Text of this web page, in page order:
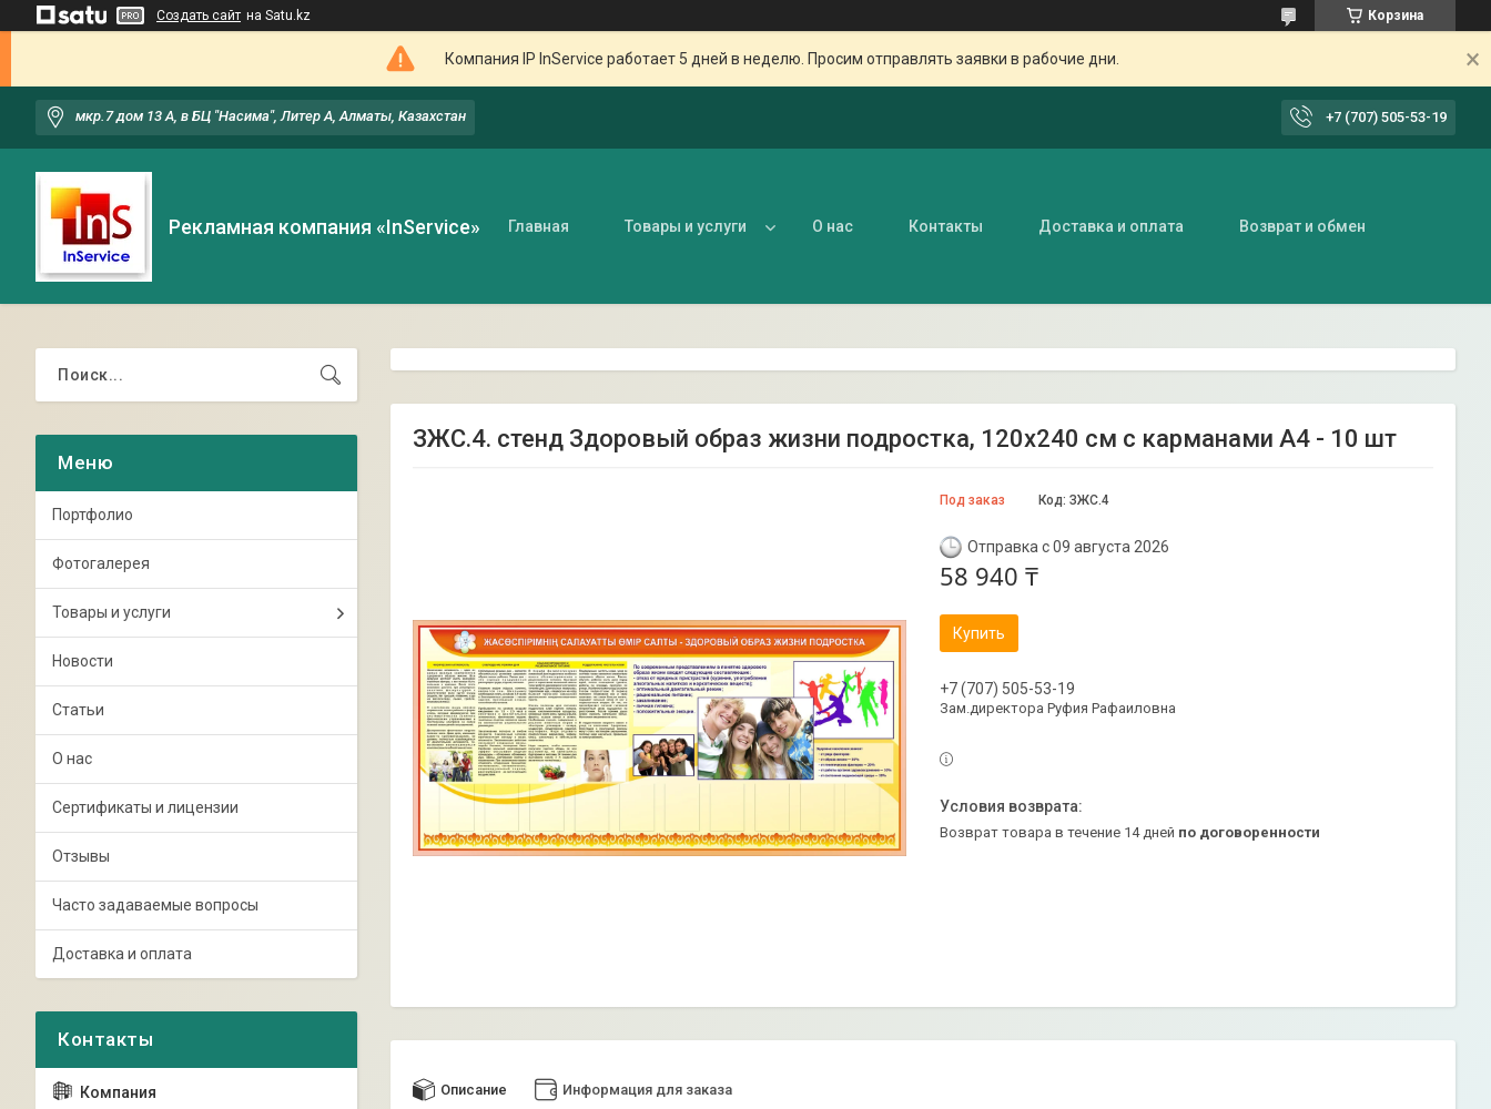
Создать сайт на Satu.kz Корзина
Компания IP InService работает 5 дней в неделю. Просим отправлять заявки в рабочие дни.
мкр.7 дом 13 А, в БЦ "Насима", Литер А, Алматы, Казахстан +7 (707) 505-53-19
Рекламная компания «InService» Главная Товары и услуги О нас Контакты Доставка и оплата Возврат и обмен
ЗЖС.4. стенд Здоровый образ жизни подростка, 120х240 см с карманами А4 - 10 шт
Под заказ Код: ЗЖС.4
Отправка с 09 августа 2026
58 940 ₸
Купить
+7 (707) 505-53-19
Зам.директора Руфия Рафаиловна
возврат товара в течение 14 дней по договоренности
Описание Информация для заказа
Портфолио
Фотогалерея
Товары и услуги
Новости
Статьи
О нас
Сертификаты и лицензии
Отзывы
Часто задаваемые вопросы
Доставка и оплата